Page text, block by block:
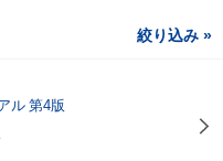
絞り込み »
ル 第4版